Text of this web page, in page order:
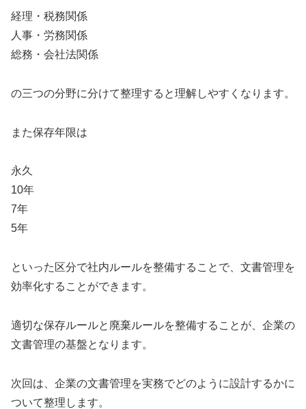
経理・税務関係
人事・労務関係
総務・会社法関係
の三つの分野に分けて整理すると理解しやすくなります。
また保存年限は
永久
10年
7年
5年
といった区分で社内ルールを整備することで、文書管理を
効率化することができます。
適切な保存ルールと廃棄ルールを整備することが、企業の
文書管理の基盤となります。
次回は、企業の文書管理を実務でどのように設計するかに
ついて整理します。